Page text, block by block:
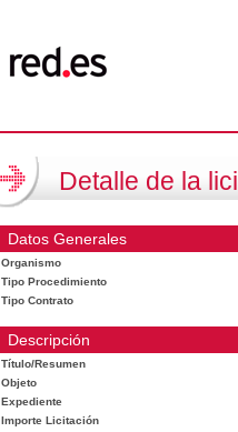
Detalle de la
Datos Generales
Organismo
Tipo Procedimiento
Tipo Contrato
Descripción
Título/Resumen
Objeto
Expediente
Importe Licitación